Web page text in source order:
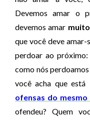
Devemos amar o
devemos amar muito
que você deve amar-
perdoar ao próximo:
como nós
você acha que está
ofensas do
ofendeu? Quem